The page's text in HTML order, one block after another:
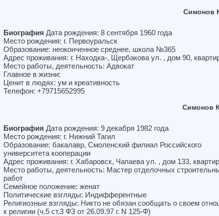
Симонов
Биография Дата рождения: 8 сентября 1960 года
Место рождения: г. Первоуральск
Образование: неоконченное среднее, школа №365
Адрес проживания: г. Находка-, Щербакова ул. , дом 90,
Место работы, деятельность: Адвокат
Главное в жизни:
Ценит в людях: ум и креативность
Телефон: +79715652995
Симонов
Биография Дата рождения: 9 декабря 1982 года
Место рождения: г. Нижний Тагил
Образование: бакалавр, Смоленский филиал Российского
университета кооперации
Адрес проживания: г. Хабаровск, Чапаева ул. , дом 133,
Место работы, деятельность: Мастер отделочных
работ
Семейное положение: женат
Политические взгляды: Индифферентные
Религиозные взгляды: Никто не обязан сообщать о своем
к религии (ч.5 ст.3 ФЗ от 26.09.97 г. N 125-Ф)